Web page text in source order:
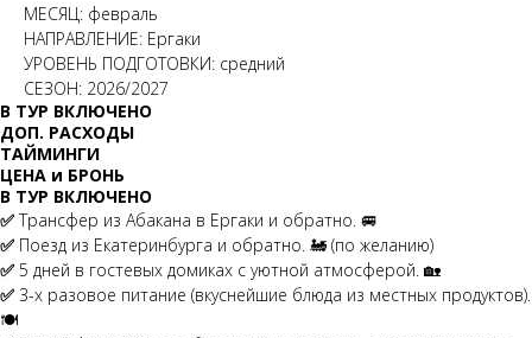
МЕСЯЦ: февраль
НАПРАВЛЕНИЕ: Ергаки
УРОВЕНЬ ПОДГОТОВКИ: средний
СЕЗОН: 2026/2027
В ТУР ВКЛЮЧЕНО
ДОП. РАСХОДЫ
ТАЙМИНГИ
ЦЕНА и БРОНЬ
В ТУР ВКЛЮЧЕНО
✅Трансфер из Абакана в Ергаки и обратно. 🚐
✅ Поезд из Екатеринбурга и обратно. 🚂 (по желанию)
✅ 5 дней в гостевых домиках с уютной атмосферой. 🏡
✅ 3-х разовое питание (вкуснейшие блюда из местных продуктов).
🍽️